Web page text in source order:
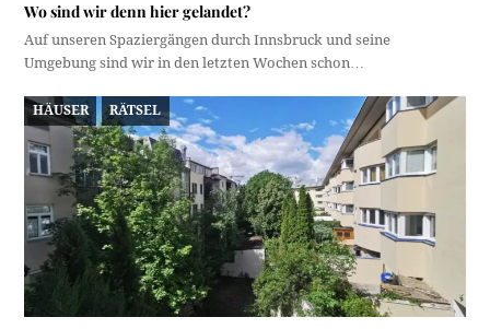
Wo sind wir denn hier gelandet?
Auf unseren Spaziergängen durch Innsbruck und seine
Umgebung sind wir in den letzten Wochen schon…
HÄUSER RÄTSEL